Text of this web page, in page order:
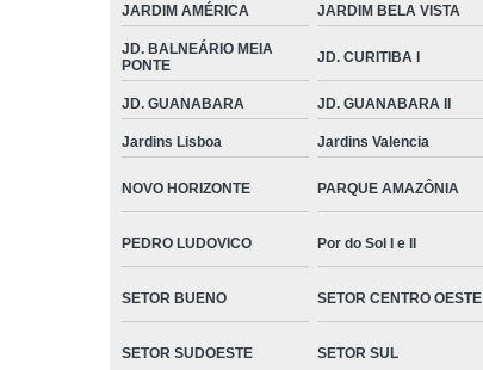
JARDIM AMÉRICA JARDIM BELA VISTA
JD. BALNEÁRIO MEIA
PONTE
JD. CURITIBA I
JD. GUANABARA JD. GUANABARA II
Jardins Lisboa Jardins Valencia
NOVO HORIZONTE PARQUE AMAZÔNIA
PEDRO LUDOVICO Por do Sol I e II
SETOR BUENO SETOR CENTRO OESTE
SETOR SUDOESTE SETOR SUL